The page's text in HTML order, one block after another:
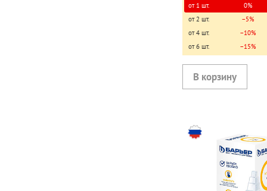
от 1 шт. 0%
от 2 шт.
−5%
от 4 шт.
−10%
от 6 шт.
−15%